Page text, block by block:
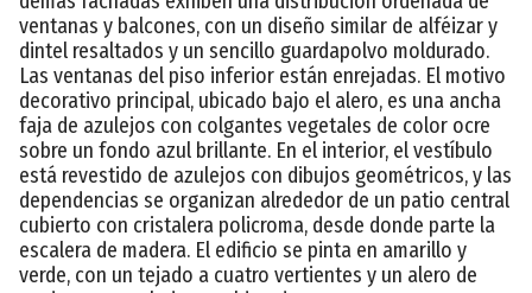
ventanas y balcones, con un diseño similar de alféizar y
dintel resaltados y un sencillo guardapolvo moldurado.
Las ventanas del piso inferior están enrejadas. El motivo
decorativo principal, ubicado bajo el alero, es una ancha
faja de azulejos con colgantes vegetales de color ocre
sobre un fondo azul brillante. En el interior, el vestíbulo
está revestido de azulejos con dibujos geométricos, y las
dependencias se organizan alrededor de un patio central
cubierto con cristalera policroma, desde donde parte la
escalera de madera. El edificio se pinta en amarillo y
verde, con un tejado a cuatro vertientes y un alero de